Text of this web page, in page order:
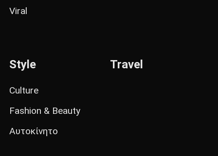
Viral
Style
Culture
Fashion & Beauty
Αυτοκίνητο
Travel